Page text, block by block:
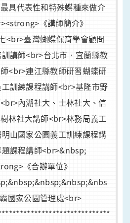
具代表性和特殊蝶種來做介
《講師簡介》
<br>臺灣蝴蝶保育學會顧問
講師<br>台北市‧宜蘭縣教
<br>連江縣教師研習蝴蝶研
訓練課程講師<br>基隆市野
內湖社大、士林社大、信
林社大講師<br>林務局義工
山國家公園義工訓練課程講
課程講師<br>&nbsp;
《合辦單位》
國家公園管理處<br>